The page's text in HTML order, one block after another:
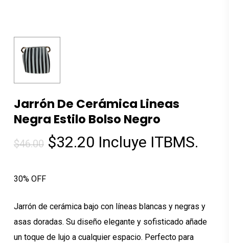
Jarrón De Cerámica Lineas
Negra Estilo Bolso Negro
$46.00 El
$46.00.
$32.20El
$32.20.
Incluye ITBMS.
30% OFF
Jarrón de cerámica bajo con líneas blancas y negras y
asas doradas. Su diseño elegante y sofisticado añade
un toque de lujo a cualquier espacio. Perfecto para